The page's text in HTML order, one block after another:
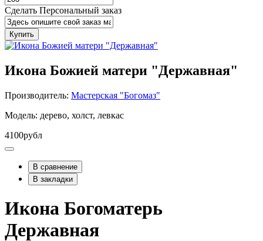
Сделать Персональный заказ
Купить
Икона Божией матери "Державная"
Производитель: Мастерская "Богомаз"
Модель: дерево, холст, левкас
4100рубл
В сравнение
В закладки
Икона Богоматерь
Державная